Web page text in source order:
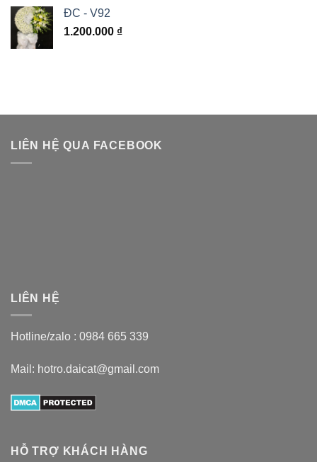
ĐC - V92
1.200.000 ₫
LIÊN HỆ QUA FACEBOOK
LIÊN HỆ
Hotline/zalo : 0984 665 339
Mail: hotro.daicat@gmail.com
HỖ TRỢ KHÁCH HÀNG